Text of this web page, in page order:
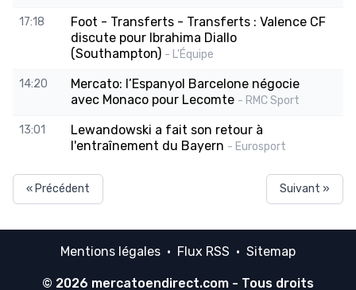
17:18
Foot - Transferts - Transferts : Valence CF
discute pour Ibrahima Diallo
(Southampton) - L'Équipe
14:20
Mercato: l’Espanyol Barcelone négocie
avec Monaco pour Lecomte - RMC Sport
13:01
Lewandowski a fait son retour à
l'entraînement du Bayern - Eurosport
« Précédent Suivant »
Mentions légales · Flux RSS · Sitemap
© 2026 mercatoendirect.com - Tous droits